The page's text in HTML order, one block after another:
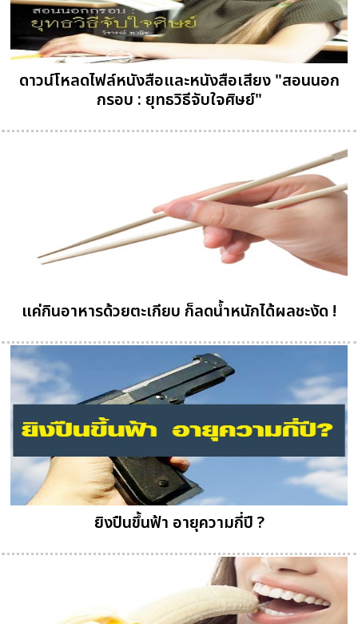
ดาวน์โหลดไฟล์หนังสือและหนังสือเสียง "สอนนอก
กรอบ : ยุทธวิธีจับใจศิษย์"
แค่กินอาหารด้วยตะเกียบ ก็ลดน้ำหนักได้ผลชะงัด !
ยิงปืนขึ้นฟ้า อายุความกี่ปี ?